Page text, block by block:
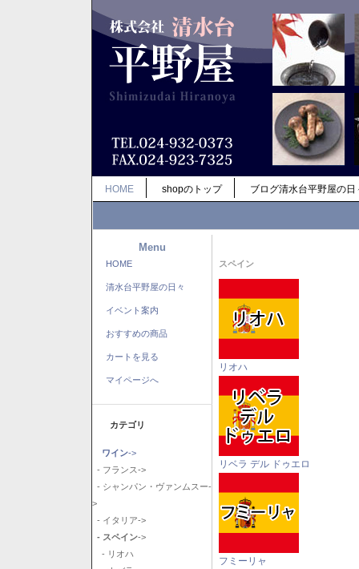
HOME shopのトップ ブログ清水台平野屋の日
Menu
HOME
清水台平野屋の日々
イベント案内
おすすめの商品
カートを見る
マイページへ
カテゴリ
ワイン->
- フランス->
- シャンパン・ヴァンムスー-
>
- イタリア->
- スペイン->
- リオハ
スペイン
リオハ
リベラ デル ドゥエロ
フミーリャ